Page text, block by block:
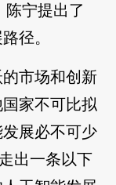
陈宁提出了
径。
市场和创新
家不可比拟
展必不可少
出一条以下